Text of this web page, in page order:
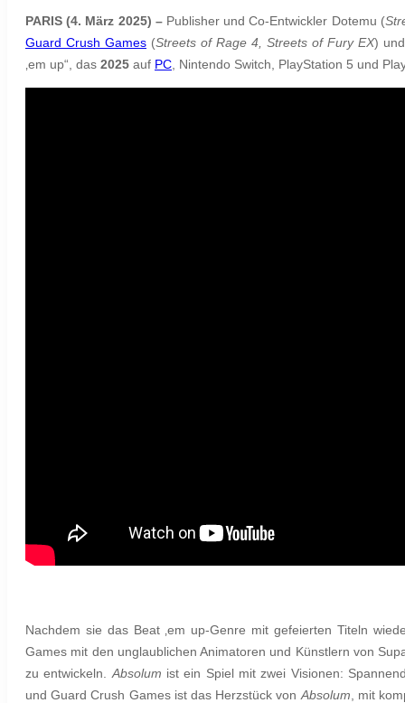
PARIS (4. März 2025) –Publisher und Co-Entwickler Dotemu (
Guard Crush Games (Streets of Rage 4, Streets of Fury EX)
‚em up“, das 2025 auf PC , Nintendo Switch, PlayStation 5 und
Nachdem sie das Beat ‚em up-Genre mit gefeierten Titeln
Games mit den unglaublichen Animatoren und Künstlern von
zu entwickeln. Absolum ist ein Spiel mit zwei Visionen:
und Guard Crush Games ist das Herzstück von Absolum , mit